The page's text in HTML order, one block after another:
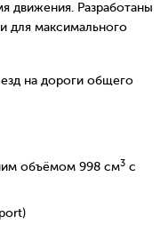
движения. Разработаны
для максимального
на дороги общего
объёмом 998 см3 с